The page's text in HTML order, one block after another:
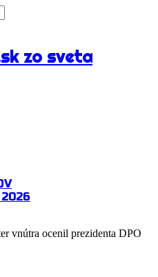
zo sveta
2026
vnútra ocenil prezidenta DPO